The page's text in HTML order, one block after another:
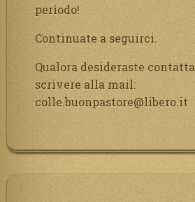
periodo!
Continuate a seguirci.
Qualora desideraste
scrivere alla mail:
colle.buonpastore@libero.it